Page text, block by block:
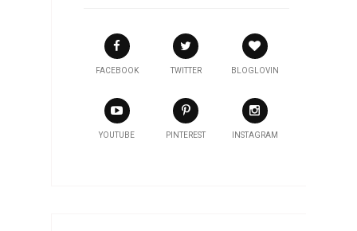
FACEBOOK TWITTER BLOGLOVIN
YOUTUBE PINTEREST INSTAGRAM